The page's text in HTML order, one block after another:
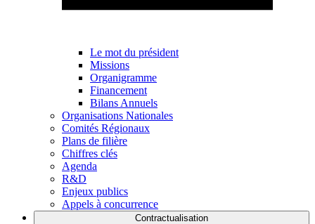
Le mot du président
Missions
Organigramme
Financement
Bilans Annuels
Organisations Nationales
Comités Régionaux
Plans de filière
Chiffres clés
Agenda
R&D
Enjeux publics
Appels à concurrence
Contractualisation